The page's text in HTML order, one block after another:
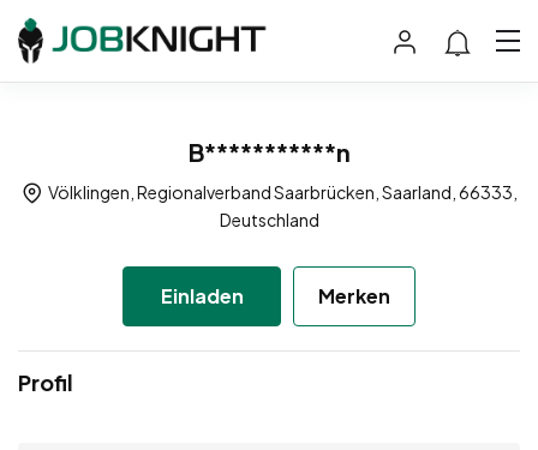
B***********n
Völklingen, Regionalverband Saarbrücken, Saarland, 66333,
Deutschland
Einladen Merken
Profil